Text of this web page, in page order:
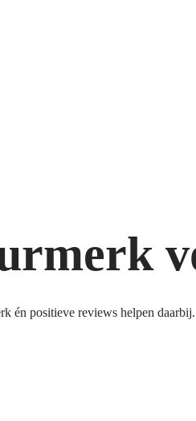
én positieve reviews helpen